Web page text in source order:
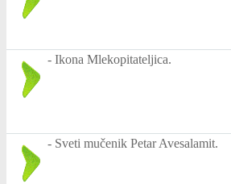
- Ikona Mlekopitateljica.
- Sveti mučenik Petar Avesalamit.